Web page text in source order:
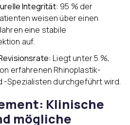
Integrität: 95 % der
weisen über einen
eine stabile
auf.
Liegt unter 5 %,
erfahrenen Rhinoplastik-
-Spezialisten durchgeführt wird.
Klinische
mögliche